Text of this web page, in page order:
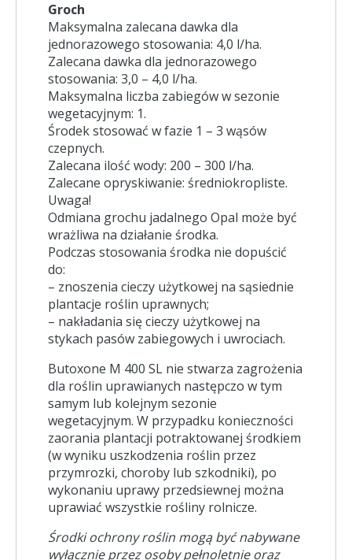
Groch
Maksymalna zalecana dawka dla
jednorazowego stosowania: 4,0 l/ha.
Zalecana dawka dla jednorazowego
stosowania: 3,0 – 4,0 l/ha.
Maksymalna liczba zabiegów w sezonie
wegetacyjnym: 1.
Środek stosować w fazie 1 – 3 wąsów
czepnych.
Zalecana ilość wody: 200 – 300 l/ha.
Zalecane opryskiwanie: średniokropliste.
Uwaga!
Odmiana grochu jadalnego Opal może być
wrażliwa na działanie środka.
Podczas stosowania środka nie dopuścić
do:
– znoszenia cieczy użytkowej na sąsiednie
plantacje roślin uprawnych;
– nakładania się cieczy użytkowej na
stykach pasów zabiegowych i uwrociach.
Butoxone M 400 SL nie stwarza zagrożenia
dla roślin uprawianych następczo w tym
samym lub kolejnym sezonie
wegetacyjnym. W przypadku konieczności
zaorania plantacji potraktowanej środkiem
(w wyniku uszkodzenia roślin przez
przymrozki, choroby lub szkodniki), po
wykonaniu uprawy przedsiewnej można
uprawiać wszystkie rośliny rolnicze.
Środki ochrony roślin mogą być nabywane
wyłącznie przez osoby pełnoletnie oraz